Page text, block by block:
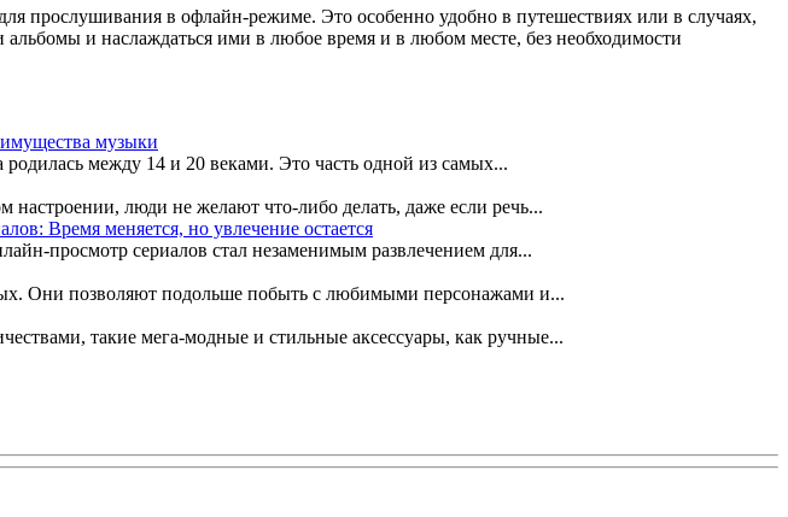
прослушивания в офлайн-режиме. Это особенно удобно в путешествиях или в случаях,
и наслаждаться ими в любое время и в любом месте, без необходимости
музыки
между 14 и 20 веками. Это часть одной из самых...
настроении, люди не желают что-либо делать, даже если речь...
Время меняется, но увлечение остается
просмотр сериалов стал незаменимым развлечением для...
Они позволяют подольше побыть с любимыми персонажами и...
такие мега-модные и стильные аксессуары, как ручные...